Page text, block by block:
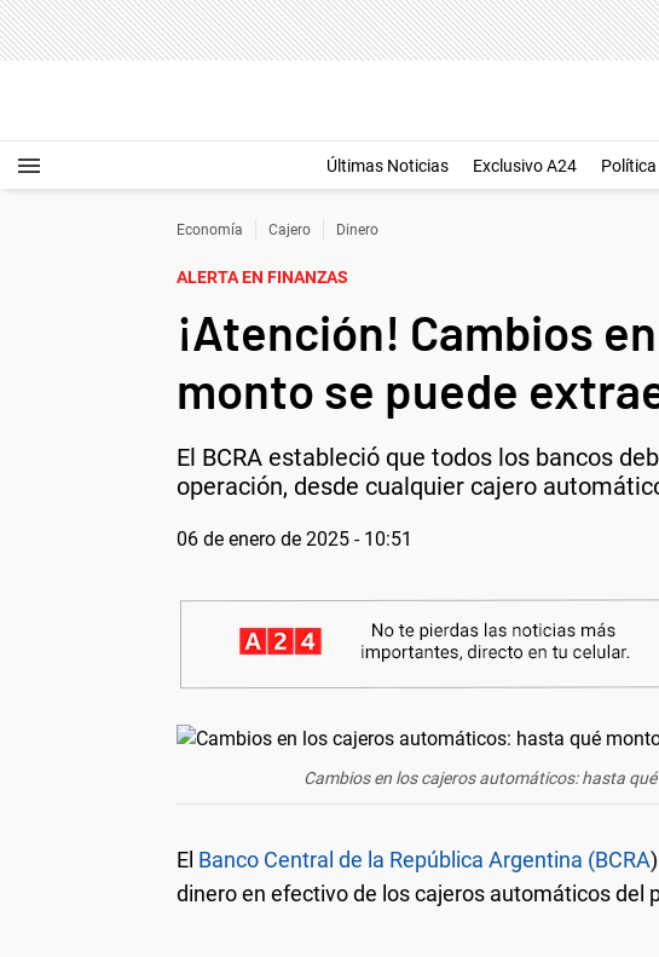
Últimas Noticias Exclusivo A24 Política
Economía Cajero Dinero
ALERTA EN FINANZAS
¡Atención! Cambios
monto se puede
El BCRA estableció que todos los bancos
operación, desde cualquier cajero
06 de enero de 2025 - 10:51
Cambios en los cajeros automáticos: hasta
El Banco Central de la República Argentina (BCRA
dinero en efectivo de los cajeros automáticos del